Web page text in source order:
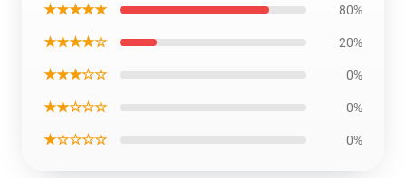
★★★★★ 80%
★★★★☆ 20%
★★★☆☆ 0%
★★☆☆☆ 0%
★☆☆☆☆ 0%